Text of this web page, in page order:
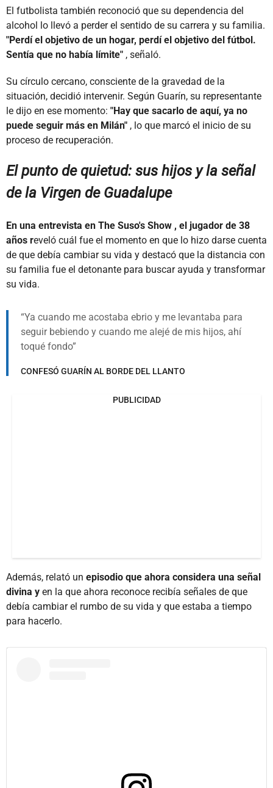
El futbolista también reconoció que su dependencia del
alcohol lo llevó a perder el sentido de su carrera y su familia.
"Perdí el objetivo de un hogar, perdí el objetivo del fútbol.
Sentía que no había límite" , señaló.
Su círculo cercano, consciente de la gravedad de la
situación, decidió intervenir. Según Guarín, su representante
le dijo en ese momento: "Hay que sacarlo de aquí, ya no
puede seguir más en Milán" , lo que marcó el inicio de su
proceso de recuperación.
El punto de quietud: sus hijos y la señal
de la Virgen de Guadalupe
En una entrevista en The Suso's Show , el jugador de 38
años reveló cuál fue el momento en que lo hizo darse cuenta
de que debía cambiar su vida y destacó que la distancia con
su familia fue el detonante para buscar ayuda y transformar
su vida.
Ya cuando me acostaba ebrio y me levantaba para
seguir bebiendo y cuando me alejé de mis hijos, ahí
toqué fondo
CONFESÓ GUARÍN AL BORDE DEL LLANTO
PUBLICIDAD
Además, relató un episodio que ahora considera una señal
divina y en la que ahora reconoce recibía señales de que
debía cambiar el rumbo de su vida y que estaba a tiempo
para hacerlo.